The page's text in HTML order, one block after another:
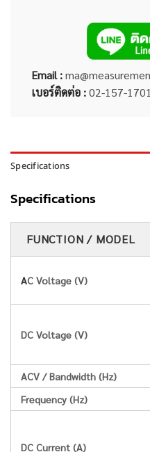
Email :
เบอร์ติดต่อ :02-157-
Specifications
Specifications
FUNCTION / MODEL
AC Voltage (V)
DC Voltage (V)
ACV / Bandwidth (Hz)
Frequency (Hz)
DC Current (A)